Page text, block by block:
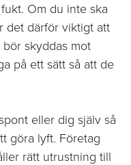
Om du inte ska
det därför viktigt att
skyddas mot
på ett sätt så att de
eller dig själv så
göra lyft. Företag
rätt utrustning till